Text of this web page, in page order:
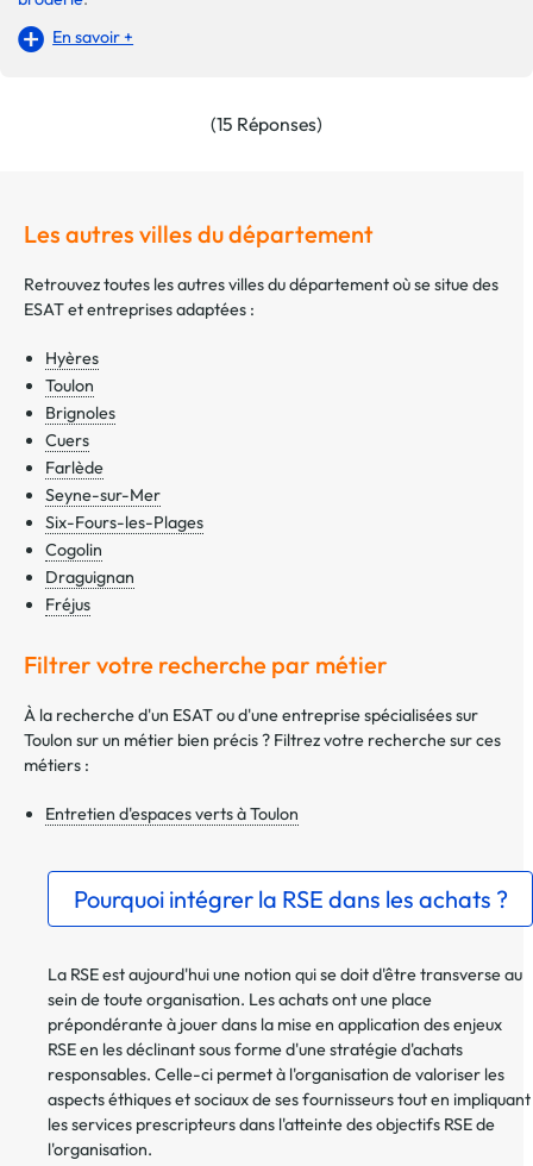
En savoir +
(15 Réponses)
Les autres villes du département
Retrouvez toutes les autres villes du département où se situe des
ESAT et entreprises adaptées :
Hyères
Toulon
Brignoles
Cuers
Farlède
Seyne-sur-Mer
Six-Fours-les-Plages
Cogolin
Draguignan
Fréjus
Filtrer votre recherche par métier
À la recherche d'un ESAT ou d'une entreprise spécialisées sur
Toulon sur un métier bien précis ? Filtrez votre recherche sur ces
métiers :
Entretien d'espaces verts à Toulon
Pourquoi intégrer la RSE dans les achats ?
La RSE est aujourd'hui une notion qui se doit d'être transverse au
sein de toute organisation. Les achats ont une place
prépondérante à jouer dans la mise en application des enjeux
RSE en les déclinant sous forme d'une stratégie d'achats
responsables. Celle-ci permet à l'organisation de valoriser les
aspects éthiques et sociaux de ses fournisseurs tout en impliquant
les services prescripteurs dans l'atteinte des objectifs RSE de
l'organisation.